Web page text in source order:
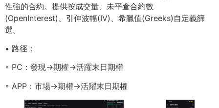
性強的合約。提供按成交量、未平倉合約數
(OpenInterest)、引伸波幅(IV)、希臘值(Greeks)⾃定義篩
選。
• 路徑：
◦ PC：發現→期權→活躍末⽇期權
◦ APP：市場→期權→活躍末⽇期權